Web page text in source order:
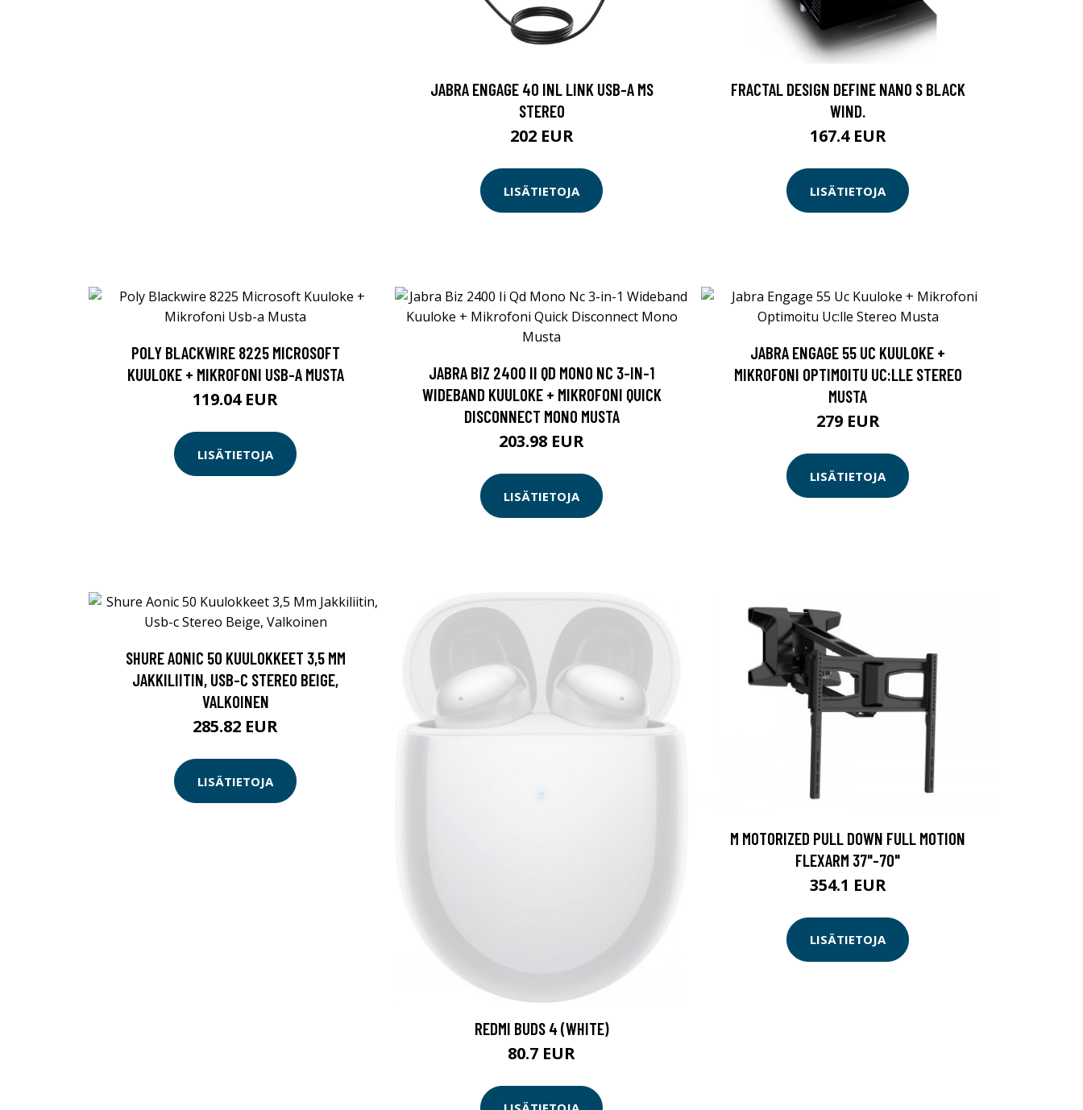
JABRA ENGAGE 40 INL LINK USB-A MS
STEREO
202 EUR
LISÄTIETOJA
FRACTAL DESIGN DEFINE NANO S BLACK
WIND.
167.4 EUR
LISÄTIETOJA
POLY BLACKWIRE 8225 MICROSOFT
KUULOKE + MIKROFONI USB-A MUSTA
119.04 EUR
LISÄTIETOJA
JABRA BIZ 2400 II QD MONO NC 3-IN-1
WIDEBAND KUULOKE + MIKROFONI QUICK
DISCONNECT MONO MUSTA
203.98 EUR
LISÄTIETOJA
JABRA ENGAGE 55 UC KUULOKE +
MIKROFONI OPTIMOITU UC:LLE STEREO
MUSTA
279 EUR
LISÄTIETOJA
SHURE AONIC 50 KUULOKKEET 3,5 MM
JAKKILIITIN, USB-C STEREO BEIGE,
VALKOINEN
285.82 EUR
LISÄTIETOJA
REDMI BUDS 4 (WHITE)
80.7 EUR
M MOTORIZED PULL DOWN FULL MOTION
FLEXARM 37"-70"
354.1 EUR
LISÄTIETOJA